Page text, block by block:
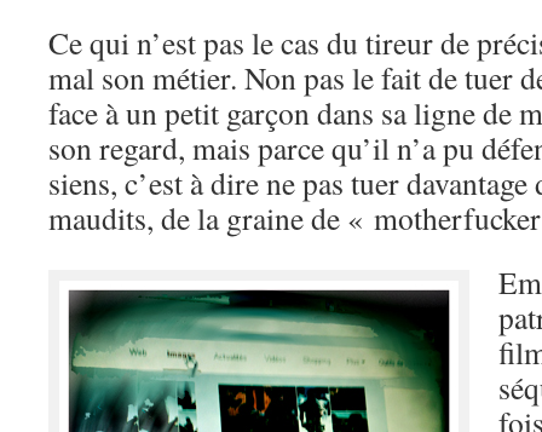
Ce qui n’est pas le cas du tireur de
mal son métier. Non pas le fait de tuer
face à un petit garçon dans sa ligne de
son regard, mais parce qu’il n’a pu
siens, c’est à dire ne pas tuer
maudits, de la graine de «